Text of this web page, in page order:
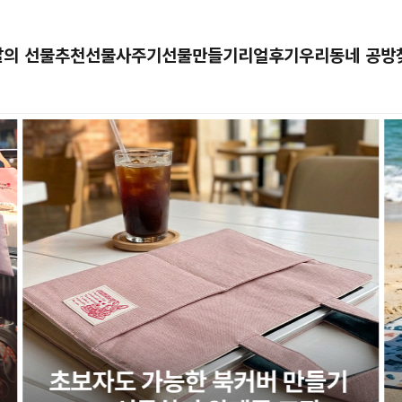
선물추천선물사주기 선물만들기 리얼후기 우리동네 공방